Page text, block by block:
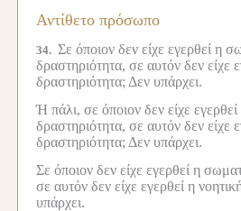
Αντίθετο πρόσωπο
34. Σε όποιον δεν είχε εγερθεί η
δραστηριότητα, σε αυτόν δεν είχε
δραστηριότητα; Δεν υπάρχει.
Ή πάλι, σε όποιον δεν είχε εγερθεί
δραστηριότητα, σε αυτόν δεν είχε
δραστηριότητα; Δεν υπάρχει.
Σε όποιον δεν είχε εγερθεί η
σε αυτόν δεν είχε εγερθεί η
υπάρχει.